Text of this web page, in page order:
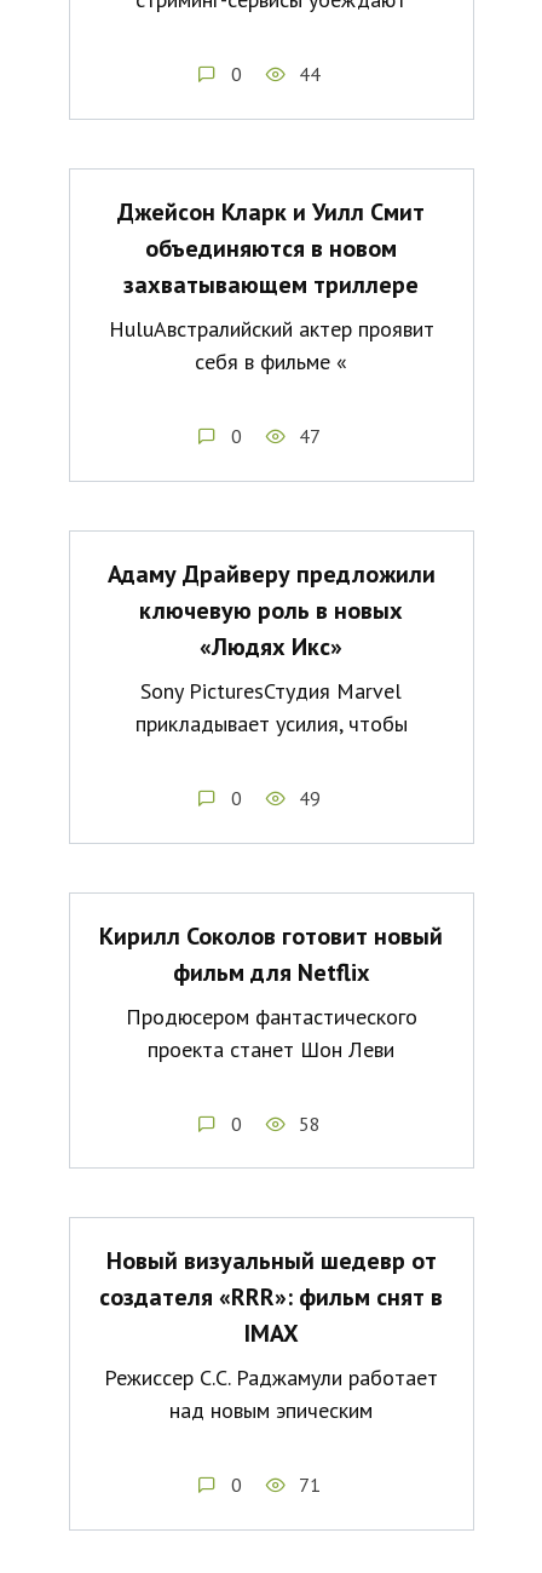
0 44
Джейсон Кларк и Уилл Смит
объединяются в новом
захватывающем триллере
HuluАвстралийский актер проявит
себя в фильме «
0 47
Адаму Драйверу предложили
ключевую роль в новых
«Людях Икс»
Sony PicturesСтудия Marvel
прикладывает усилия, чтобы
0 49
Кирилл Соколов готовит новый
фильм для Netflix
Продюсером фантастического
проекта станет Шон Леви
0 58
Новый визуальный шедевр от
создателя «RRR»: фильм снят в
IMAX
Режиссер С.С. Раджамули работает
над новым эпическим
0 71